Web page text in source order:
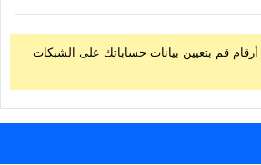
قم بتعيين بيانات حساباتك على الشبكات